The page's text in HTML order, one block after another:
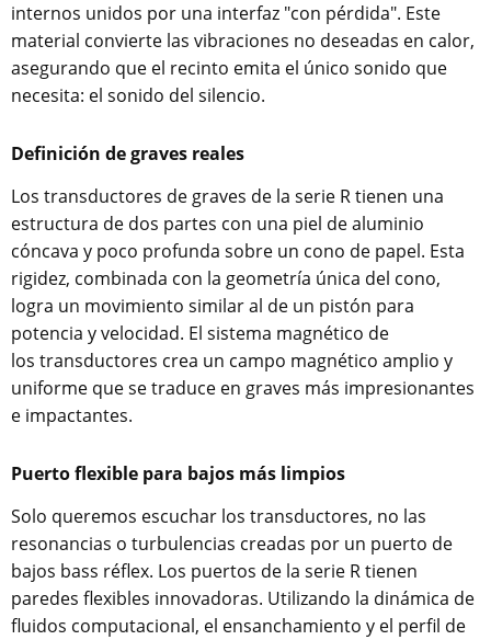
internos unidos por una interfaz "con pérdida". Este
material convierte las vibraciones no deseadas en calor,
asegurando que el recinto emita el único sonido que
necesita: el sonido del silencio.
Definición de graves reales
Los transductores de graves de la serie R tienen una
estructura de dos partes con una piel de aluminio
cóncava y poco profunda sobre un cono de papel. Esta
rigidez, combinada con la geometría única del cono,
logra un movimiento similar al de un pistón para
potencia y velocidad. El sistema magnético de
los transductores crea un campo magnético amplio y
uniforme que se traduce en graves más impresionantes
e impactantes.
Puerto flexible para bajos más limpios
Solo queremos escuchar los transductores, no las
resonancias o turbulencias creadas por un puerto de
bajos bass réflex. Los puertos de la serie R tienen
paredes flexibles innovadoras. Utilizando la dinámica de
fluidos computacional, el ensanchamiento y el perfil de